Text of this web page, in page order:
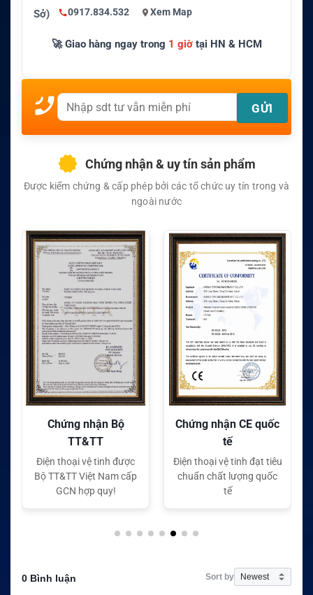
Sở) 0917.834.532 Xem Map
🚀 Giao hàng ngay trong 1 giờtại HN & HCM
Chứng nhận & uy tín sản phẩm
Được kiểm chứng & cấp phép bởi các tổ chức uy tín trong và
ngoài nước
Chứng nhận Bộ
TT&TT
Điện thoại vệ tinh được
Bộ TT&TT Việt Nam cấp
GCN hợp quy!
Chứng nhận CE quốc
tế
Điện thoại vệ tinh đạt tiêu
chuẩn chất lượng quốc
tế
0 Bình luận Sort by